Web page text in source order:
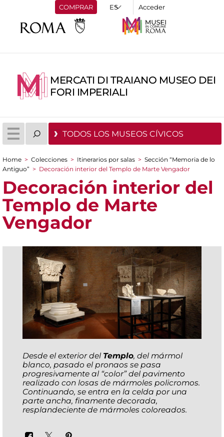
COMPRAR Acceder
MERCATI DI TRAIANO MUSEO DEI
FORI IMPERIALI
TODOS LOS MUSEOS CÍVICOS
You are here
Home > Colecciones > Itinerarios por salas > Sección “Memoria de lo
Antiguo” > Decoración interior del Templo de Marte Vengador
Decoración interior del
Templo de Marte
Vengador
Desde el exterior del Templo, del mármol
blanco, pasado el pronaos se pasa
progresivamente al “color” del pavimento
realizado con losas de mármoles policromos.
Continuando, se entra en la celda por una
parte ancha, finamente decorada,
resplandeciente de mármoles coloreados.